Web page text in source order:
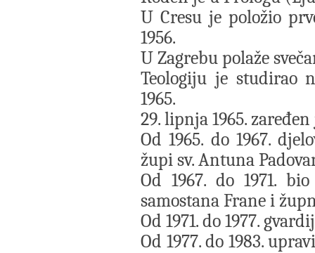
U Cresu je položio
1956.
U Zagrebu polaže
Teologiju je studirao
1965.
29. lipnja 1965.
Od 1965. do 1967.
župi sv. Antuna
Od 1967. do 1971.
samostana Frane i
Od 1971. do 1977.
Od 1977. do 1983.